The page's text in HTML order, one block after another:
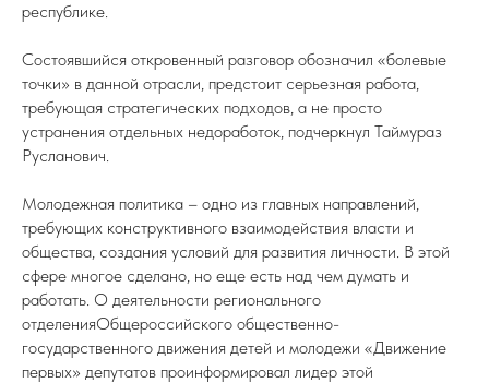
республике.
Состоявшийся откровенный разговор обозначил «болевые
точки» в данной отрасли, предстоит серьезная работа,
требующая стратегических подходов, а не просто
устранения отдельных недоработок, подчеркнул Таймураз
Русланович.
Молодежная политика – одно из главных направлений,
требующих конструктивного взаимодействия власти и
общества, создания условий для развития личности. В этой
сфере многое сделано, но еще есть над чем думать и
работать. О деятельности регионального
отделенияОбщероссийского общественно-
государственного движения детей и молодежи «Движение
первых» депутатов проинформировал лидер этой